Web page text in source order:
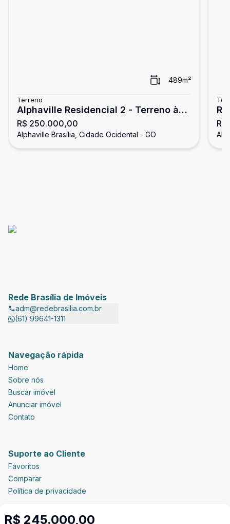
489m²
Terreno
Alphaville Residencial 2 - Terreno à
venda, escriturado, Alphaville
Brasília
R$ 250.000,00
Alphaville Brasília, Cidade Ocidental - GO
R$ 245.000,00
Rede Brasília de Imóveis
adm@redebrasilia.com.br
(61) 99641-1311
Navegação rápida
Home
Sobre nós
Buscar imóvel
Anunciar imóvel
Contato
Suporte ao Cliente
Favoritos
Comparar
Política de privacidade